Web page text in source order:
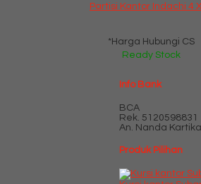
Partisi Kantor Indachi 4
*Harga Hubungi CS
Ready Stock
Info Bank
BCA
Rek. 5120598831
An. Nanda
Produk Pilihan